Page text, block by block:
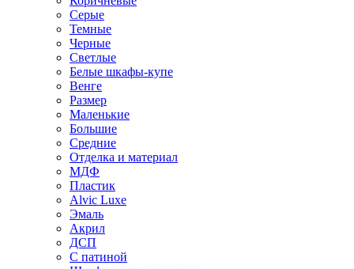
Серые
Темные
Черные
Светлые
Белые шкафы-купе
Венге
Размер
Маленькие
Большие
Средние
Отделка и материал
МДФ
Пластик
Alvic Luxe
Эмаль
Акрил
ДСП
С патиной